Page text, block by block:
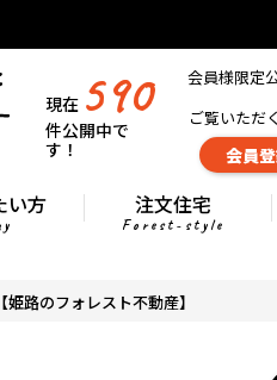
現在590
件公開中で
す！
会員様限定
ご覧いただ
会員
い方 注文住宅
Forest-style
路のフォレスト不動産】